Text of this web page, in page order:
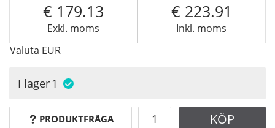
Exkl. moms
179.13
Inkl. moms
223.91
Valuta EUR
I lager 1
PRODUKTFRÅGA KÖP